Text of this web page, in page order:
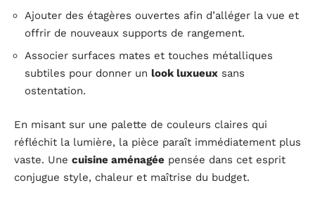
Ajouter des étagères ouvertes afin d’alléger la vue et
offrir de nouveaux supports de rangement.
Associer surfaces mates et touches métalliques
subtiles pour donner un look luxueux sans
ostentation.
En misant sur une palette de couleurs claires qui
réfléchit la lumière, la pièce paraît immédiatement plus
vaste. Une cuisine aménagée pensée dans cet esprit
conjugue style, chaleur et maîtrise du budget.